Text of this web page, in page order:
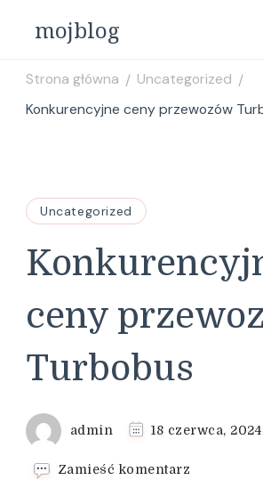
mojblog
Strona główna / Uncategorized /
Konkurencyjne ceny przewozów
Uncategorized
ceny
Turbobus
admin 18 czerwca, 2024
Zamieść komentarz